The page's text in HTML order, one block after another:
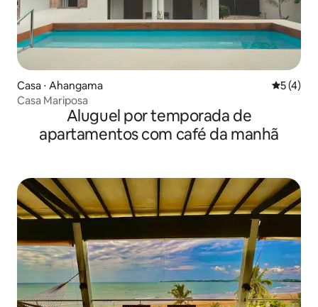
Casa ⋅ Ahangama 5 de
5 (4)
Casa Mariposa
Aluguel por temporada de
apartamentos com café da manhã